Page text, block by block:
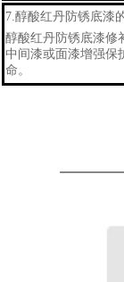
7.醇酸红丹防锈底漆
醇酸红丹防锈底漆修
中间漆或面漆增强保
命。